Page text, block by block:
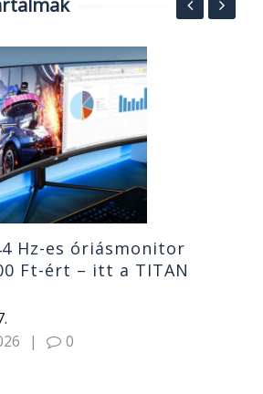
Hz-es óriásmonitor
Ft-ért – itt a TITAN
| 0